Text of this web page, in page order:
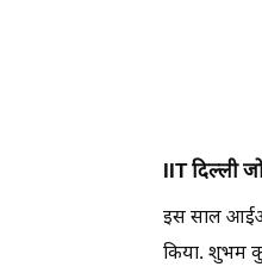
IIT दिल्ली
इस साल
किया. शुभम